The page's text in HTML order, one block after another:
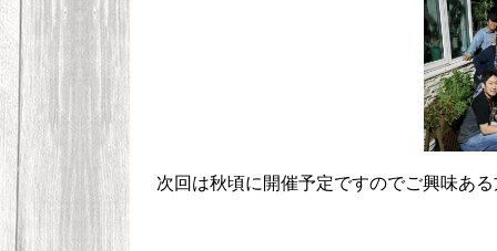
次回は秋頃に開催予定ですのでご興味あ